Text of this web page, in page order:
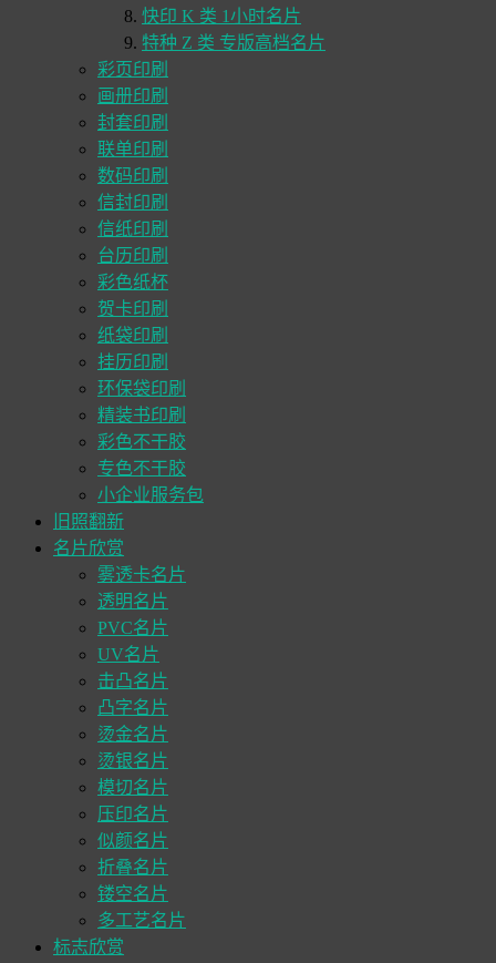
快印 K 类 1小时名片
特种 Z 类 专版高档名片
彩页印刷
画册印刷
封套印刷
联单印刷
数码印刷
信封印刷
信纸印刷
台历印刷
彩色纸杯
贺卡印刷
纸袋印刷
挂历印刷
环保袋印刷
精装书印刷
彩色不干胶
专色不干胶
小企业服务包
旧照翻新
名片欣赏
雾透卡名片
透明名片
PVC名片
UV名片
击凸名片
凸字名片
烫金名片
烫银名片
模切名片
压印名片
似颜名片
折叠名片
镂空名片
多工艺名片
标志欣赏